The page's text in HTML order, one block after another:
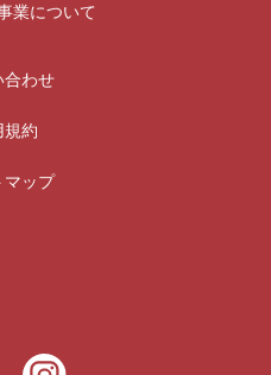
業について
合わせ
規約
マップ